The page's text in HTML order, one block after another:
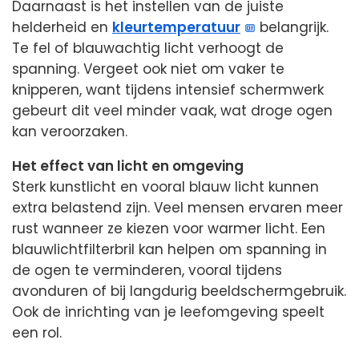
Daarnaast is het instellen van de juiste
helderheid en kleurtemperatuur
belangrijk.
Te fel of blauwachtig licht verhoogt de
spanning. Vergeet ook niet om vaker te
knipperen, want tijdens intensief schermwerk
gebeurt dit veel minder vaak, wat droge ogen
kan veroorzaken.
Het effect van licht en omgeving
Sterk kunstlicht en vooral blauw licht kunnen
extra belastend zijn. Veel mensen ervaren meer
rust wanneer ze kiezen voor warmer licht. Een
blauwlichtfilterbril kan helpen om spanning in
de ogen te verminderen, vooral tijdens
avonduren of bij langdurig beeldschermgebruik.
Ook de inrichting van je leefomgeving speelt
een rol.